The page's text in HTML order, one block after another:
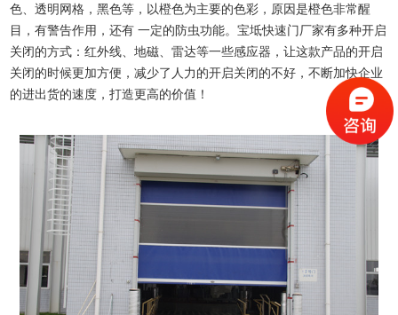
色、透明网格，黑色等，以橙色为主要的色彩，原因是橙色非常醒
目，有警告作用，还有 一定的防虫功能。宝坻快速门厂家有多种开启
关闭的方式：红外线、地磁、雷达等一些感应器，让这款产品的开启
关闭的时候更加方便，减少了人力的开启关闭的不好，不断加快企业
的进出货的速度，打造更高的价值！